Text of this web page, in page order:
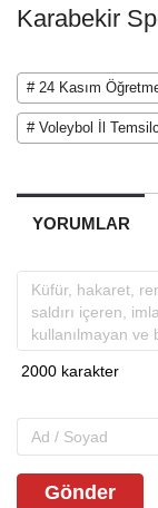
Karabekir
# 24 Kasım
# Voleybol İl
YORUMLAR
Gönder